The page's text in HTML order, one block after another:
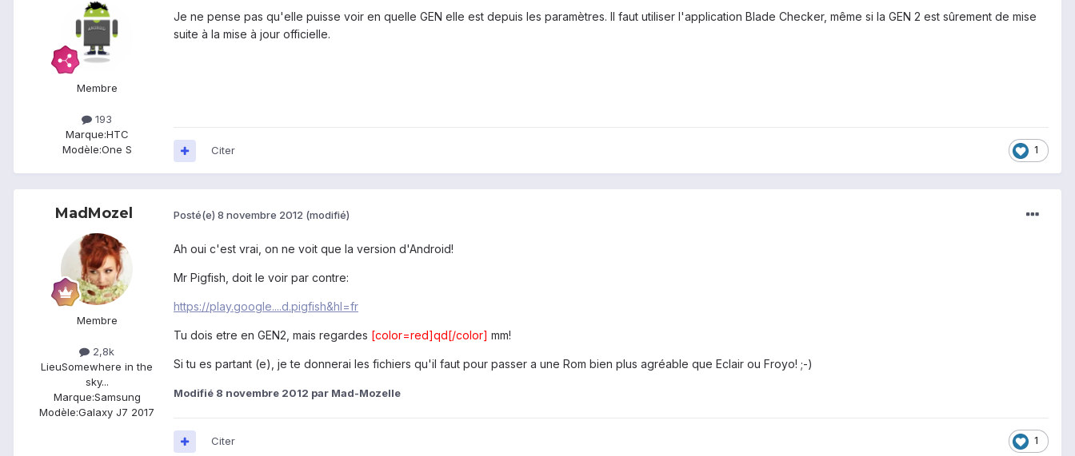
Membre
193
Marque:HTC
Modèle:One S
Je ne pense pas qu'elle puisse voir en quelle GEN elle est depuis les paramètres. Il faut utiliser l'application Blade Checker, même si la GEN 2 est sûrement de mise
suite à la mise à jour officielle.
1
Citer
MadMozel
Membre
2,8k
LieuSomewhere in the
sky...
Marque:Samsung
Modèle:Galaxy J7 2017
Posté(e) 8 novembre 2012 (modifié)
Ah oui c'est vrai, on ne voit que la version d'Android!
Mr Pigfish, doit le voir par contre:
https://play.google....d.pigfish&hl=fr
Tu dois etre en GEN2, mais regardes [color=red]qd[/color] mm!
Si tu es partant (e), je te donnerai les fichiers qu'il faut pour passer a une Rom bien plus agréable que Eclair ou Froyo! ;-)
Modifié 8 novembre 2012 par Mad-Mozelle
1
Citer